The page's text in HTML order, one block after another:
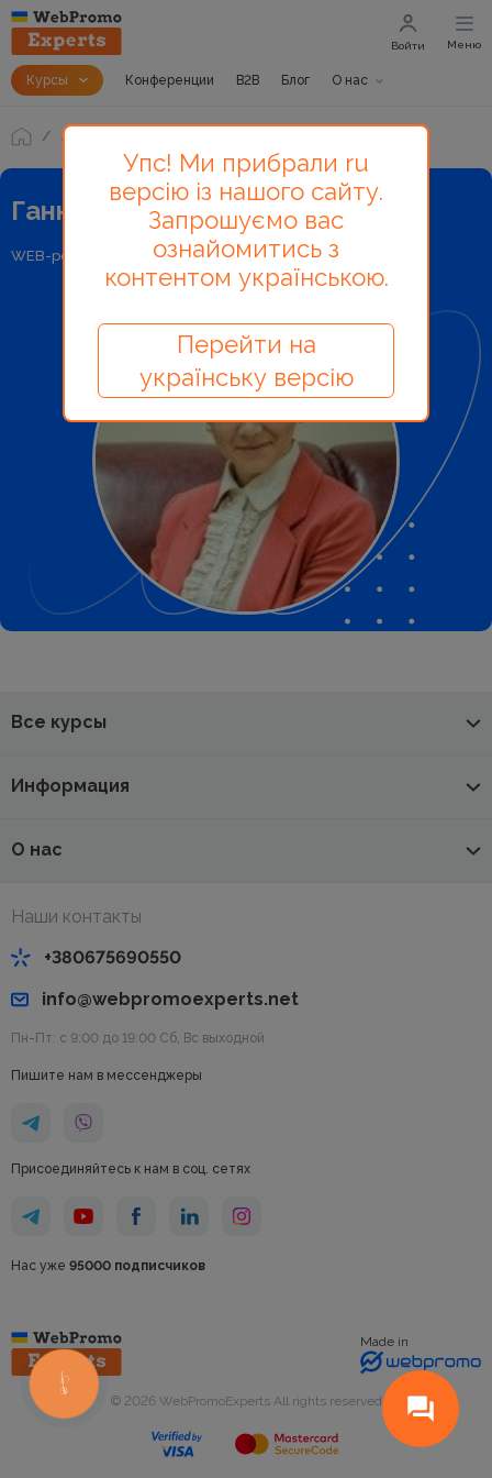
Курсы Конференции B2B Блог О нас
Войти Меню
Лекторы и авторы
Ганна Шевцова - лектор
WEB-розробник
Все курсы
Информация
О нас
Наши контакты
+380675690550
info@webpromoexperts.net
Пн-Пт: с 9:00 до 19:00 Cб, Вс выходной
Пишите нам в мессенджеры
Присоединяйтесь к нам в соц. сетях
Нас уже 95000 подписчиков
Made in
© 2026 WebPromoExperts All rights reserved
Упс! Ми прибрали ru
версію із нашого сайту.
Запрошуємо вас
ознайомитись з
контентом українською.
Перейти на
українську версію
КНОПКА
СВЯЗИ